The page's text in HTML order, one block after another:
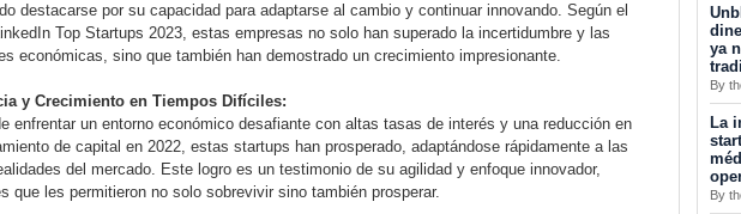
destacarse por su capacidad para adaptarse al cambio y continuar innovando. Según el
Top Startups 2023, estas empresas no solo han superado la incertidumbre y las
económicas, sino que también han demostrado un crecimiento impresionante.
y Crecimiento en Tiempos Difíciles:
enfrentar un entorno económico desafiante con altas tasas de interés y una reducción en
de capital en 2022, estas startups han prosperado, adaptándose rápidamente a las
del mercado. Este logro es un testimonio de su agilidad y enfoque innovador,
que les permitieron no solo sobrevivir sino también prosperar.
ya
By
La
By